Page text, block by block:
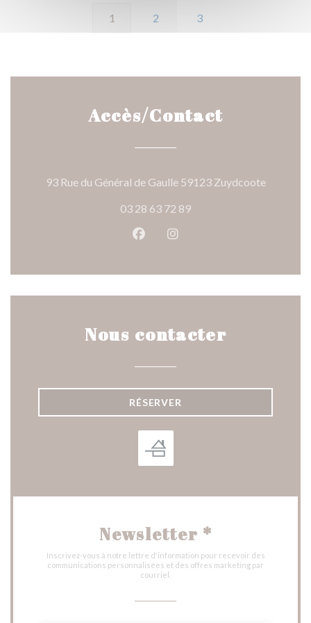
1 2 3
Accès/Contact
93 Rue du Général de Gaulle 59123 Zuydcoote((ouvre
03 28 63 72 89
Facebook ((ouvre une
Instagram ((ouvre une
Nous contacter
RÉSERVER
Newsletter *
Inscrivez-vous à notre lettre d'information pour recevoir des
communications personnalisées et des offres marketing par
courriel.